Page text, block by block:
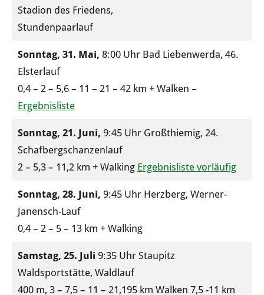
Stadion des Friedens,
Stundenpaarlauf
Sonntag, 31. Mai, 8:00 Uhr Bad Liebenwerda, 46.
Elsterlauf
0,4 – 2 – 5,6 – 11 – 21 – 42 km + Walken –
Ergebnisliste
Sonntag, 21. Juni, 9:45 Uhr Großthiemig, 24.
Schafbergschanzenlauf
2 – 5,3 – 11,2 km + Walking Ergebnisliste vorläufig
Sonntag, 28. Juni, 9:45 Uhr Herzberg, Werner-
Janensch-Lauf
0,4 – 2 – 5 – 13 km + Walking
Samstag, 25. Juli 9:35 Uhr Staupitz
Waldsportstätte, Waldlauf
400 m, 3 – 7,5 – 11 – 21,195 km Walken 7,5 -11 km